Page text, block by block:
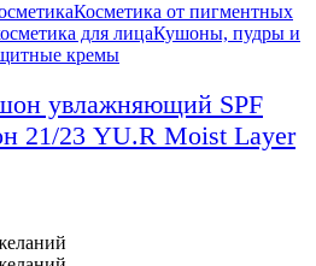
Косметика от пигментных
для лицаКушоны, пудры и
кремы
увлажняющий SPF
21/23 YU.R Moist Layer